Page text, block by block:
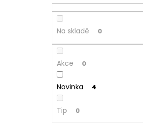
Na skladě 0
Akce 0
Novinka 4
Tip 0